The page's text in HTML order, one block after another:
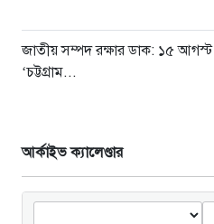
জাতীয় সম্পদ রক্ষার ডাক: ১৫ আগস্ট
‘চট্টগ্রাম...
আর্কাইভ ক্যালেণ্ডার